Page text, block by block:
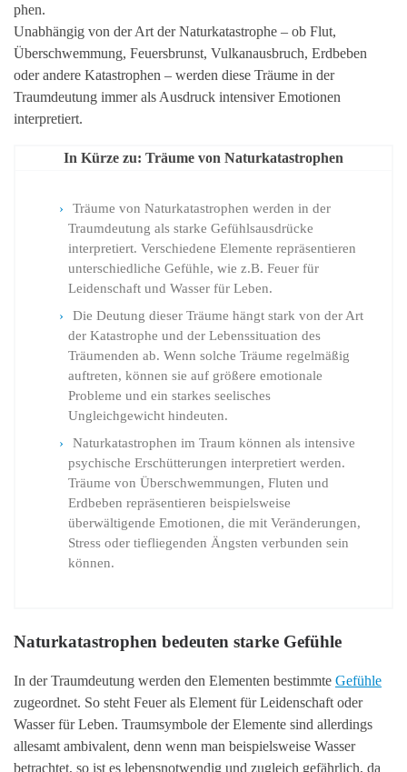
phen.
Unabhängig von der Art der Naturkatastrophe – ob Flut,
Überschwemmung, Feuersbrunst, Vulkanausbruch, Erdbeben
oder andere Katastrophen – werden diese Träume in der
Traumdeutung immer als Ausdruck intensiver Emotionen
interpretiert.
In Kürze zu: Träume von Naturkatastrophen
Träume von Naturkatastrophen werden in der
Traumdeutung als starke Gefühlsausdrücke
interpretiert. Verschiedene Elemente repräsentieren
unterschiedliche Gefühle, wie z.B. Feuer für
Leidenschaft und Wasser für Leben.
Die Deutung dieser Träume hängt stark von der Art
der Katastrophe und der Lebenssituation des
Träumenden ab. Wenn solche Träume regelmäßig
auftreten, können sie auf größere emotionale
Probleme und ein starkes seelisches
Ungleichgewicht hindeuten.
Naturkatastrophen im Traum können als intensive
psychische Erschütterungen interpretiert werden.
Träume von Überschwemmungen, Fluten und
Erdbeben repräsentieren beispielsweise
überwältigende Emotionen, die mit Veränderungen,
Stress oder tiefliegenden Ängsten verbunden sein
können.
Naturkatastrophen bedeuten starke Gefühle
In der Traumdeutung werden den Elementen bestimmte Gefühle
zugeordnet. So steht Feuer als Element für Leidenschaft oder
Wasser für Leben. Traumsymbole der Elemente sind allerdings
allesamt ambivalent, denn wenn man beispielsweise Wasser
betrachtet, so ist es lebensnotwendig und zugleich gefährlich, da